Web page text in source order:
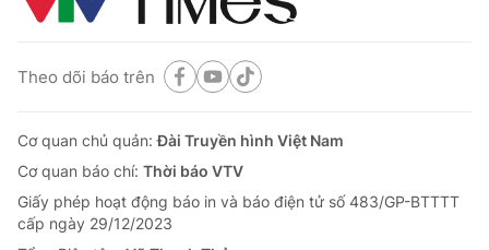
Theo dõi báo trên
Cơ quan chủ quản:Đài Truyền hình Việt Nam
Cơ quan báo chí: Thời báo VTV
Giấy phép hoạt động báo in và báo điện tử số 483/GP-BTTTT
cấp ngày 29/12/2023